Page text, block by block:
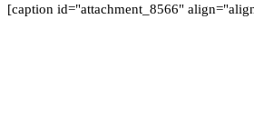
[caption id="attachment_8566"